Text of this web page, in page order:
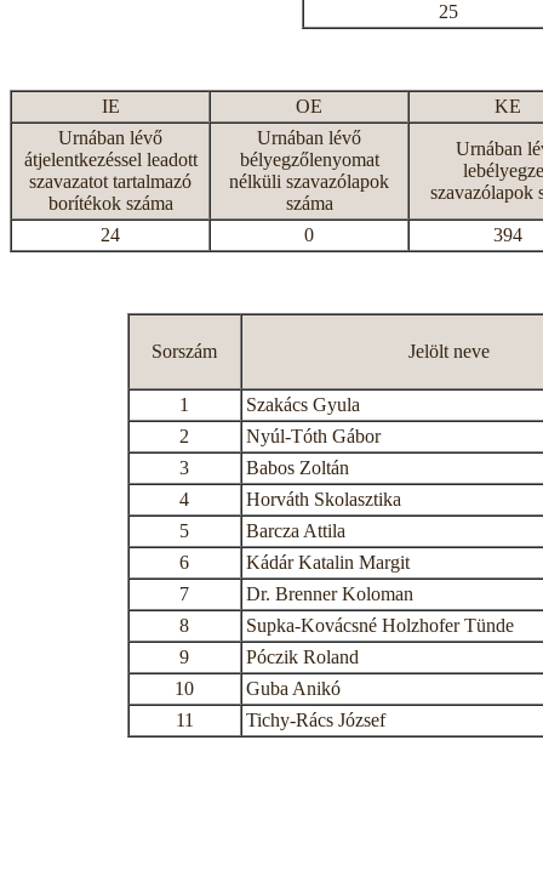
25
IE OE
KE
Urnában lévő
átjelentkezéssel leadott
szavazatot tartalmazó
borítékok száma
Urnában lévő
bélyegzőlenyomat
nélküli szavazólapok
száma
Urnában
szavazólapok
24 0 394
Sorszám Jelölt neve
1
Szakács Gyula
2
Nyúl-Tóth Gábor
3
Babos Zoltán
4
Horváth Skolasztika
5
Barcza Attila
6
Kádár Katalin Margit
7
Dr. Brenner Koloman
8
Supka-Kovácsné Holzhofer Tünde
9
Póczik Roland
10
Guba Anikó
11
Tichy-Rács József